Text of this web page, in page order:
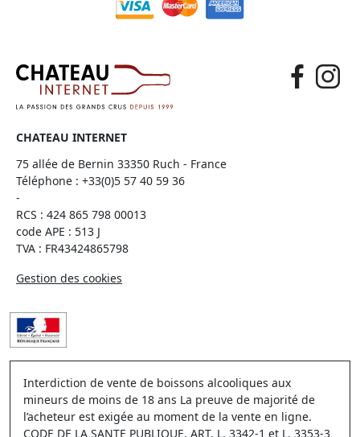
CHATEAU INTERNET
75 allée de Bernin 33350 Ruch - France
Téléphone : +33(0)5 57 40 59 36
-
RCS : 424 865 798 00013
code APE : 513 J
TVA : FR43424865798
Gestion des cookies
Interdiction de vente de boissons alcooliques aux
mineurs de moins de 18 ans La preuve de majorité de
l’acheteur est exigée au moment de la vente en ligne.
CODE DE LA SANTE PUBLIQUE, ART. L. 3342-1 et L. 3353-3